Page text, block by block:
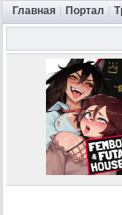
Главная Портал